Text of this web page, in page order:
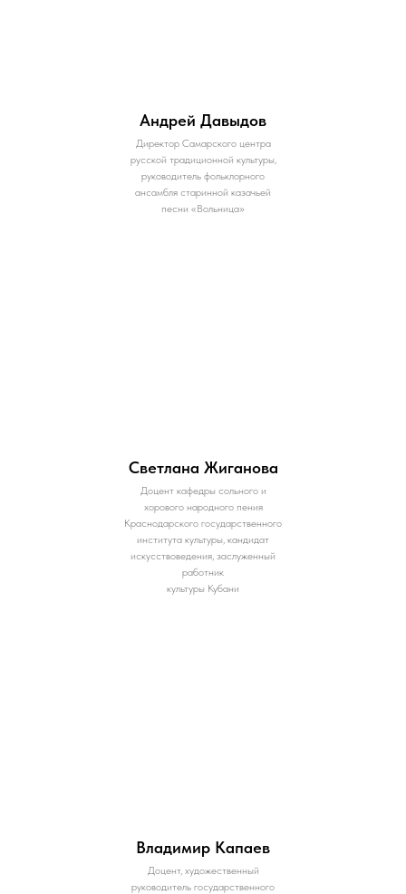
Андрей Давыдов
Директор Самарского центра
русской традиционной культуры,
руководитель фольклорного
ансамбля старинной казачьей
песни «Вольница»
Светлана Жиганова
Доцент кафедры сольного и
хорового народного пения
Краснодарского государственного
института культуры, кандидат
искусствоведения, заслуженный
работник
культуры Кубани
Владимир Капаев
Доцент, художественный
руководитель государственного